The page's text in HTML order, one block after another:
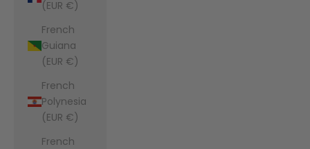
(EUR €)
French
Guiana
(EUR €)
French
Polynesia
(EUR €)
French